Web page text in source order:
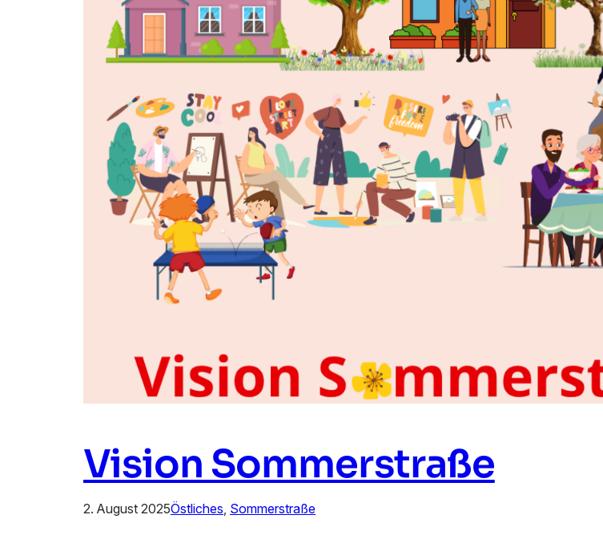
Vision Sommerstraße
2. August 2025Östliches Sommerstraße